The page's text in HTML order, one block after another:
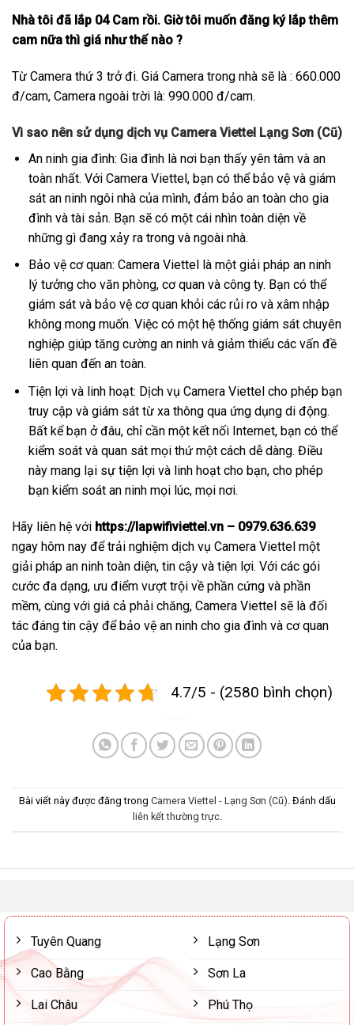
Nhà tôi đã lắp 04 Cam rồi. Giờ tôi muốn đăng ký lắp thêm
cam nữa thì giá như thế nào ?
Từ Camera thứ 3 trở đi. Giá Camera trong nhà sẽ là : 660.000
đ/cam, Camera ngoài trời là: 990.000 đ/cam.
Vì sao nên sử dụng dịch vụ Camera Viettel Lạng Sơn (Cũ)
An ninh gia đình: Gia đình là nơi bạn thấy yên tâm và an
toàn nhất. Với Camera Viettel, bạn có thể bảo vệ và giám
sát an ninh ngôi nhà của mình, đảm bảo an toàn cho gia
đình và tài sản. Bạn sẽ có một cái nhìn toàn diện về
những gì đang xảy ra trong và ngoài nhà.
Bảo vệ cơ quan: Camera Viettel là một giải pháp an ninh
lý tưởng cho văn phòng, cơ quan và công ty. Bạn có thể
giám sát và bảo vệ cơ quan khỏi các rủi ro và xâm nhập
không mong muốn. Việc có một hệ thống giám sát chuyên
nghiệp giúp tăng cường an ninh và giảm thiểu các vấn đề
liên quan đến an toàn.
Tiện lợi và linh hoạt: Dịch vụ Camera Viettel cho phép bạn
truy cập và giám sát từ xa thông qua ứng dụng di động.
Bất kể bạn ở đâu, chỉ cần một kết nối Internet, bạn có thể
kiểm soát và quan sát mọi thứ một cách dễ dàng. Điều
này mang lại sự tiện lợi và linh hoạt cho bạn, cho phép
bạn kiểm soát an ninh mọi lúc, mọi nơi.
Hãy liên hệ với https://lapwifiviettel.vn – 0979.636.639
ngay hôm nay để trải nghiệm dịch vụ Camera Viettel một
giải pháp an ninh toàn diện, tin cậy và tiện lợi. Với các gói
cước đa dạng, ưu điểm vượt trội về phần cứng và phần
mềm, cùng với giá cả phải chăng, Camera Viettel sẽ là đối
tác đáng tin cậy để bảo vệ an ninh cho gia đình và cơ quan
của bạn.
4.7/5 - (2580 bình chọn)
Bài viết này được đăng trong Camera Viettel - Lạng Sơn (Cũ). Đánh dấu
liên kết thường trực.
Tuyên Quang
Cao Bằng
Lai Châu
Lạng Sơn
Sơn La
Phú Thọ